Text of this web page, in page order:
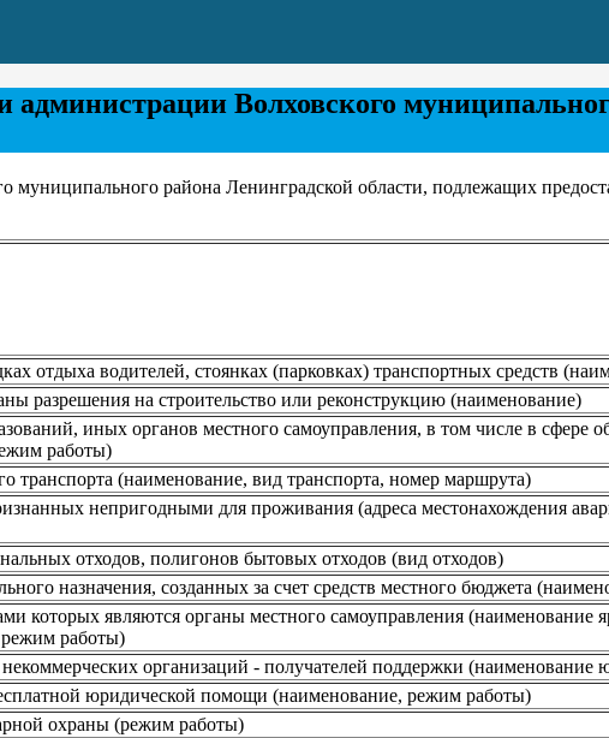
Волховского
района Ленинградской области, подлежащих
отдыха водителей, стоянках (парковках) транспортных средств
разрешения на строительство или реконструкцию (наименование)
иных органов местного самоуправления, в том числе в сфере
работы)
транспорта (наименование, вид транспорта, номер маршрута)
непригодными для проживания (адреса местонахождения
отходов, полигонов бытовых отходов (вид отходов)
назначения, созданных за счет средств местного бюджета
которых являются органы местного самоуправления (наименование
режим работы)
организаций - получателей поддержки (наименование
юридической помощи (наименование, режим работы)
охраны (режим работы)